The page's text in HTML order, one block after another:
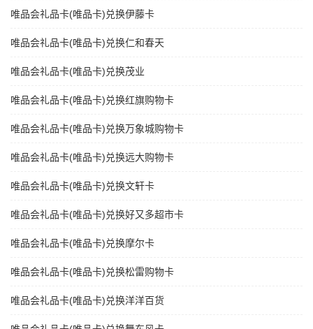
唯品会礼品卡(唯品卡)兑换伊藤卡
唯品会礼品卡(唯品卡)兑换仁和春天
唯品会礼品卡(唯品卡)兑换茂业
唯品会礼品卡(唯品卡)兑换红旗购物卡
唯品会礼品卡(唯品卡)兑换万象城购物卡
唯品会礼品卡(唯品卡)兑换远大购物卡
唯品会礼品卡(唯品卡)兑换文轩卡
唯品会礼品卡(唯品卡)兑换好又多超市卡
唯品会礼品卡(唯品卡)兑换摩尔卡
唯品会礼品卡(唯品卡)兑换松雷购物卡
唯品会礼品卡(唯品卡)兑换洋洋百货